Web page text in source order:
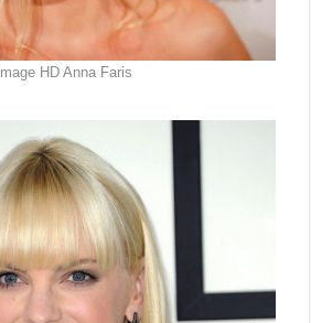
Image HD Anna Faris